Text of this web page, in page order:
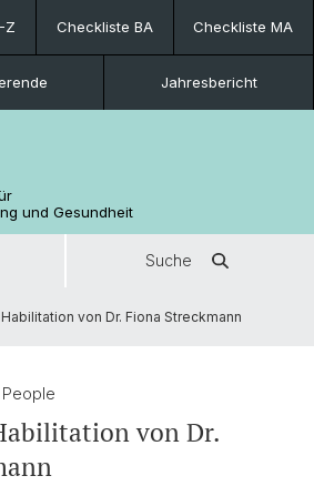
Z Checkliste BA Checkliste MA
Jahresbericht
und Gesundheit
Suche
von Dr. Fiona Streckmann
von Dr.